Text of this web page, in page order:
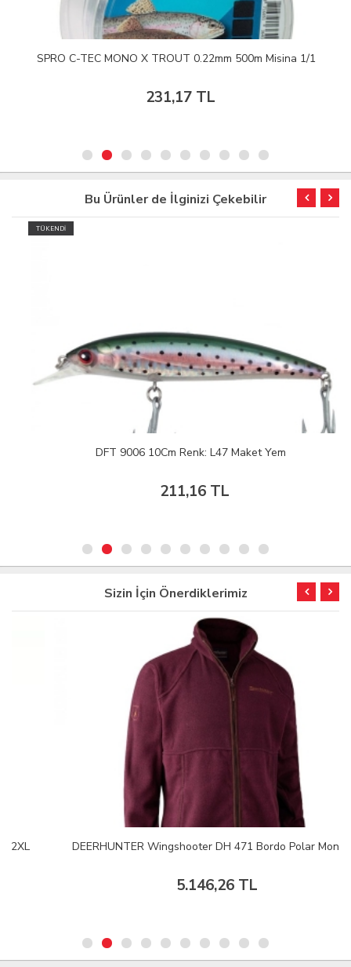
SPRO C-TEC MONO X TROUT 0.22mm 500m Misina 1/1
231,17 TL
Bu Ürünler de İlginizi Çekebilir
TÜKENDİ
DFT 9006 10Cm Renk: L47 Maket Yem
211,16 TL
Sizin İçin Önerdiklerimiz
DEERHUNTER Wingshooter DH 471 Bordo Polar Mont M
5.146,26 TL